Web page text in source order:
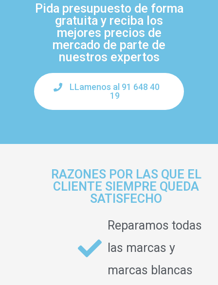
Pida presupuesto de forma
gratuita y reciba los
mejores precios de
mercado de parte de
nuestros expertos
LLamenos al 91 648 40
19
RAZONES POR LAS QUE EL
CLIENTE SIEMPRE QUEDA
SATISFECHO
Reparamos todas
las marcas y
marcas blancas